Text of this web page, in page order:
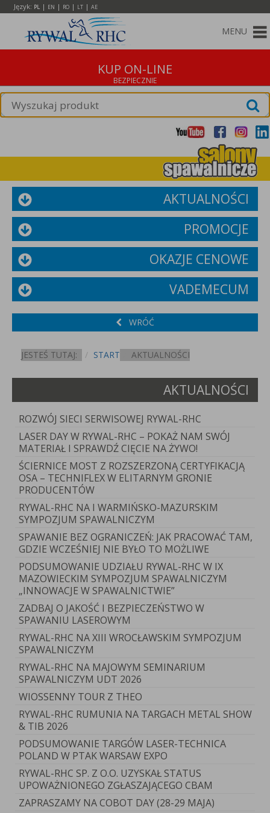
Język: PL | EN | RO | LT | AE
MENU
KUP ON-LINE
AKTUALNOŚCI
PROMOCJE
OKAZJE CENOWE
VADEMECUM
WRÓĆ
JESTEŚ TUTAJ: START AKTUALNOŚCI
AKTUALNOŚCI
ROZWÓJ SIECI SERWISOWEJ RYWAL-RHC
LASER DAY W RYWAL-RHC – POKAŻ NAM SWÓJ
MATERIAŁ I SPRAWDŹ CIĘCIE NA ŻYWO!
ŚCIERNICE MOST Z ROZSZERZONĄ CERTYFIKACJĄ
OSA – TECHNIFLEX W ELITARNYM GRONIE
PRODUCENTÓW
RYWAL-RHC NA I WARMIŃSKO-MAZURSKIM
SYMPOZJUM SPAWALNICZYM
SPAWANIE BEZ OGRANICZEŃ: JAK PRACOWAĆ TAM,
GDZIE WCZEŚNIEJ NIE BYŁO TO MOŻLIWE
PODSUMOWANIE UDZIAŁU RYWAL-RHC W IX
MAZOWIECKIM SYMPOZJUM SPAWALNICZYM
„INNOWACJE W SPAWALNICTWIE”
ZADBAJ O JAKOŚĆ I BEZPIECZEŃSTWO W
SPAWANIU LASEROWYM
RYWAL-RHC NA XIII WROCŁAWSKIM SYMPOZJUM
SPAWALNICZYM
RYWAL-RHC NA MAJOWYM SEMINARIUM
SPAWALNICZYM UDT 2026
WIOSSENNY TOUR Z THEO
RYWAL-RHC RUMUNIA NA TARGACH METAL SHOW
& TIB 2026
PODSUMOWANIE TARGÓW LASER-TECHNICA
POLAND W PTAK WARSAW EXPO
RYWAL-RHC SP. Z O.O. UZYSKAŁ STATUS
UPOWAŻNIONEGO ZGŁASZAJĄCEGO CBAM
ZAPRASZAMY NA COBOT DAY (28-29 MAJA)